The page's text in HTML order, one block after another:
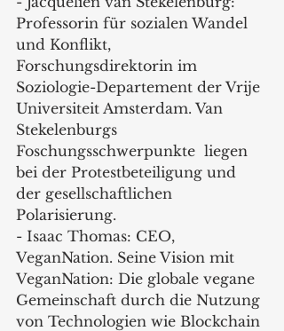
Professorin für sozialen Wandel
und Konflikt,
Forschungsdirektorin im
Soziologie-Departement der Vrije
Universiteit Amsterdam. Van
Stekelenburgs
Foschungsschwerpunkte  liegen
bei der Protestbeteiligung und
der gesellschaftlichen
Polarisierung.
- Isaac Thomas: CEO,
VeganNation. Seine Vision mit
VeganNation: Die globale vegane
Gemeinschaft durch die Nutzung
von Technologien wie Blockchain